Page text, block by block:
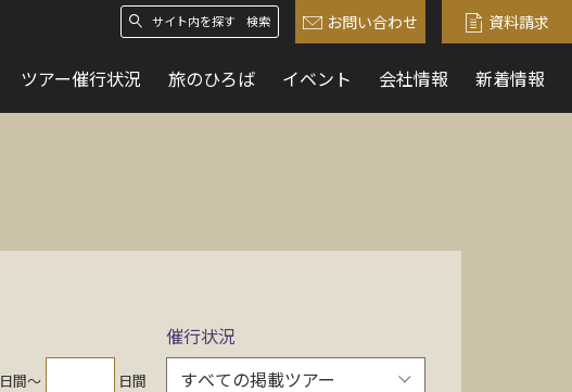
検索 お問い合わせ 資料請求
ツアー催行状況 旅のひろば イベント 会社情報 新着情報
日間〜 日間
催行状況